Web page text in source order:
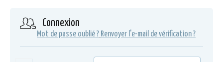
Connexion
Mot de passe oublié ? Renvoyer l'e-mail de vérification ?